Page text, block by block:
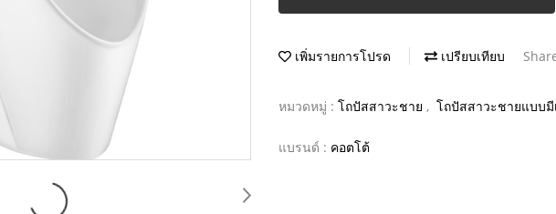
เพิ่มรายการโปรด เปรียบเทียบ
หมวดหมู่ : โถปัสสาวะชาย , โถปัสสาวะชายแบบมี
แบรนด์ : คอตโต้